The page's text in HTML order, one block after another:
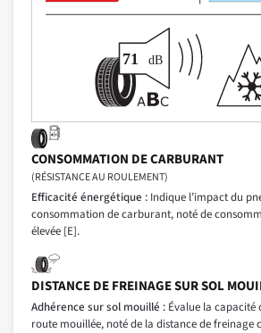
CONSOMMATION DE CARBURANT
(RÉSISTANCE AU ROULEMENT)
Efficacité énergétique : Indique l’impact du
consommation de carburant, noté de
élevée [E].
DISTANCE DE FREINAGE SUR SOL
Adhérence sur sol mouillé : Évalue la
route mouillée, noté de la distance de freinage